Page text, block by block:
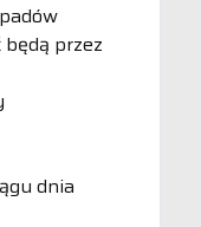
przez
dnia